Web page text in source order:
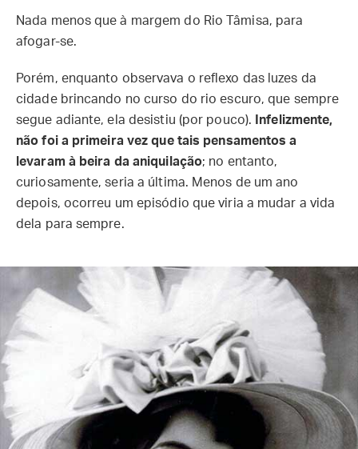
Nada menos que à margem do Rio Tâmisa, para
afogar-se.
Porém, enquanto observava o reflexo das luzes da
cidade brincando no curso do rio escuro, que sempre
segue adiante, ela desistiu (por pouco).
Infelizmente,
não foi a primeira vez que tais pensamentos a
levaram à beira da aniquilação; no entanto,
curiosamente, seria a última. Menos de um ano
depois, ocorreu um episódio que viria a mudar a vida
dela para sempre.